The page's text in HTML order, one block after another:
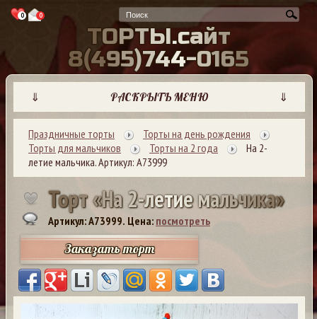
0 0
ТОРТЫ.сайт
8(495)744-0165
⇓ РАСКРЫТЬ МЕНЮ ⇓
Праздничные торты
Торты на день рождения
Торты для мальчиков
Торты на 2 года
На 2-
летие мальчика. Артикул: А73999
Торт«На2-летиемальчика»
Артикул: A73999. Цена: посмотреть
Заказать торт